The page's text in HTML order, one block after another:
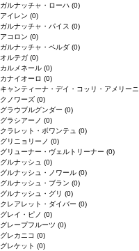
ガルナッチャ・ローハ (0)
アイレン (0)
ガルナッチャ・パイス (0)
アコロン (0)
ガルナッチャ・ペルダ (0)
オルテガ (0)
カルメネール (0)
カナイオーロ (0)
キャンティーナ・デイ・コッリ・アメリーニ
クノワーズ (0)
グラウブルグンダー (0)
グラシアーノ (0)
クラレット・ボワンテュ (0)
グリニョリーノ (0)
グリューナー・ヴェルトリーナー (0)
グルナッシュ (0)
グルナッシュ・ノワール (0)
グルナッシュ・ブラン (0)
グルナッシュ・グリ (0)
クレアレット・ダイバー (0)
グレイ・ピノ (0)
グレープフルーツ (0)
グレカニコ (0)
グレケット (0)